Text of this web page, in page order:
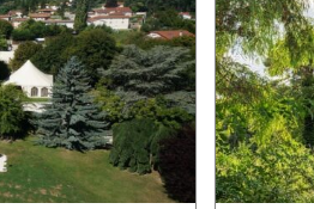
de Valinches
Séminaire Loire (42)